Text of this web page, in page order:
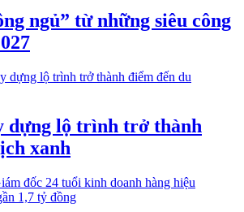
ngủ” từ những siêu công
dựng lộ trình trở thành
xanh